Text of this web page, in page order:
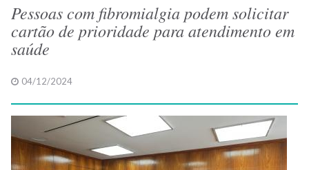
Pessoas com fibromialgia podem solicitar
cartão de prioridade para atendimento em
saúde
04/12/2024